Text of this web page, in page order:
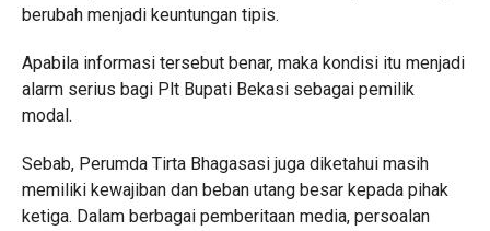
berubah menjadi keuntungan tipis.
Apabila informasi tersebut benar, maka kondisi itu menjadi
alarm serius bagi Plt Bupati Bekasi sebagai pemilik
modal.
Sebab, Perumda Tirta Bhagasasi juga diketahui masih
memiliki kewajiban dan beban utang besar kepada pihak
ketiga. Dalam berbagai pemberitaan media, persoalan